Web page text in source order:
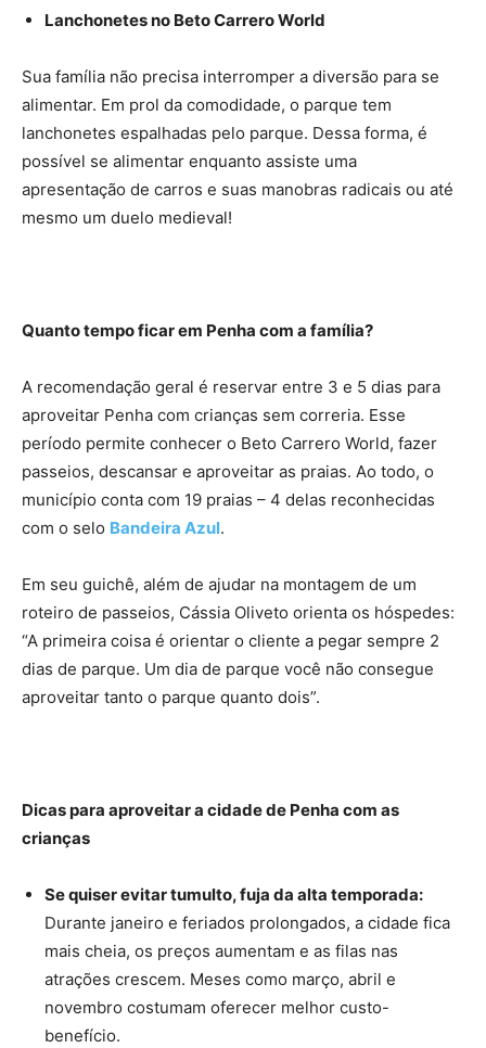
Lanchonetes no Beto Carrero World
Sua família não precisa interromper a diversão para se
alimentar. Em prol da comodidade, o parque tem
lanchonetes espalhadas pelo parque. Dessa forma, é
possível se alimentar enquanto assiste uma
apresentação de carros e suas manobras radicais ou até
mesmo um duelo medieval!
Quanto tempo ficar em Penha com a família?
A recomendação geral é reservar entre 3 e 5 dias para
aproveitar Penha com crianças sem correria. Esse
período permite conhecer o Beto Carrero World, fazer
passeios, descansar e aproveitar as praias. Ao todo, o
município conta com 19 praias – 4 delas reconhecidas
com o selo Bandeira Azul.
Em seu guichê, além de ajudar na montagem de um
roteiro de passeios, Cássia Oliveto orienta os hóspedes:
“A primeira coisa é orientar o cliente a pegar sempre 2
dias de parque. Um dia de parque você não consegue
aproveitar tanto o parque quanto dois”.
Dicas para aproveitar a cidade de Penha com as
crianças
Se quiser evitar tumulto, fuja da alta temporada:
Durante janeiro e feriados prolongados, a cidade fica
mais cheia, os preços aumentam e as filas nas
atrações crescem. Meses como março, abril e
novembro costumam oferecer melhor custo-
benefício.